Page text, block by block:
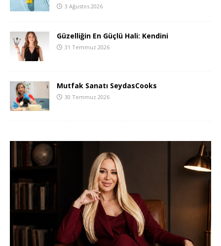
3 Ağustos 2026
Güzelliğin En Güçlü Hali: Kendini
31 Temmuz 2026
Mutfak Sanatı SeydasCooks
30 Temmuz 2026